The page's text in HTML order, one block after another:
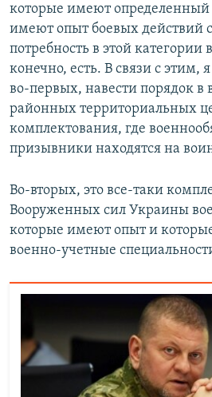
которые имеют определенный
имеют опыт боевых действий с
потребность в этой
конечно, есть. В связи с этим,
во-первых, навести порядок в
районных территориальных
комплектования, где
призывники находятся на
Во-вторых, это все-таки
Вооруженных сил Украины
которые имеют опыт и
военно-учетные